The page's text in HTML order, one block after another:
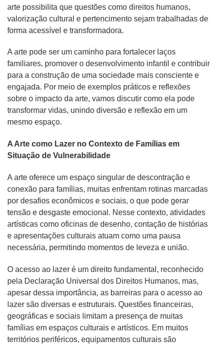
arte possibilita que questões como direitos humanos,
valorização cultural e pertencimento sejam trabalhadas de
forma acessível e transformadora.
A arte pode ser um caminho para fortalecer laços
familiares, promover o desenvolvimento infantil e contribuir
para a construção de uma sociedade mais consciente e
engajada. Por meio de exemplos práticos e reflexões
sobre o impacto da arte, vamos discutir como ela pode
transformar vidas, unindo diversão e reflexão em um
mesmo espaço.
A Arte como Lazer no Contexto de Famílias em
Situação de Vulnerabilidade
A arte oferece um espaço singular de descontração e
conexão para famílias, muitas enfrentam rotinas marcadas
por desafios econômicos e sociais, o que pode gerar
tensão e desgaste emocional. Nesse contexto, atividades
artísticas como oficinas de desenho, contação de histórias
e apresentações culturais atuam como uma pausa
necessária, permitindo momentos de leveza e união.
O acesso ao lazer é um direito fundamental, reconhecido
pela Declaração Universal dos Direitos Humanos, mas,
apesar dessa importância, as barreiras para o acesso ao
lazer são diversas e estruturais. Questões financeiras,
geográficas e sociais limitam a presença de muitas
famílias em espaços culturais e artísticos. Em muitos
territórios periféricos, equipamentos culturais são